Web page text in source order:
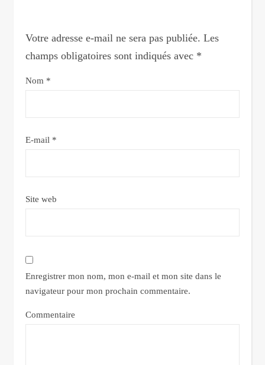
Votre adresse e-mail ne sera pas publiée. Les
champs obligatoires sont indiqués avec *
Nom *
E-mail *
Site web
Enregistrer mon nom, mon e-mail et mon site dans le
navigateur pour mon prochain commentaire.
Commentaire